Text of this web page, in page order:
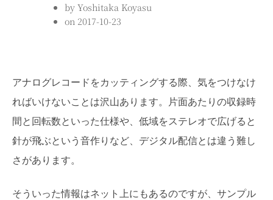
byYoshitaka Koyasu
on 2017-10-23
アナログレコードをカッティングする際、気をつけなけ
ればいけないことは沢山あります。片面あたりの収録時
間と回転数といった仕様や、低域をステレオで広げると
針が飛ぶという音作りなど、デジタル配信とは違う難し
さがあります。
そういった情報はネット上にもあるのですが、サンプル